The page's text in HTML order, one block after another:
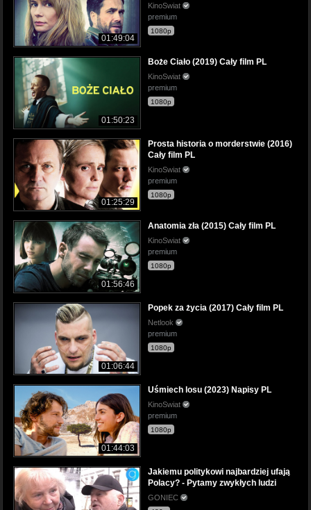
01:49:04
KinoSwiat
premium
1080p
01:50:23
Boże Ciało (2019) Cały film PL
KinoSwiat
premium
1080p
01:25:29
Prosta historia o morderstwie (2016)
Cały film PL
KinoSwiat
premium
1080p
01:56:46
Anatomia zła (2015) Cały film PL
KinoSwiat
premium
1080p
01:06:44
Popek za życia (2017) Cały film PL
Netlook
premium
1080p
01:44:03
Uśmiech losu (2023) Napisy PL
KinoSwiat
premium
1080p
Jakiemu politykowi najbardziej ufają
Polacy? - Pytamy zwykłych ludzi
GONIEC